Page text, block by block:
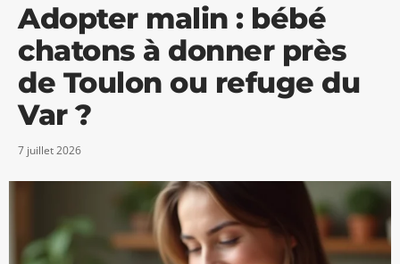
Adopter malin : bébé
chatons à donner près
de Toulon ou refuge du
Var ?
7 juillet 2026